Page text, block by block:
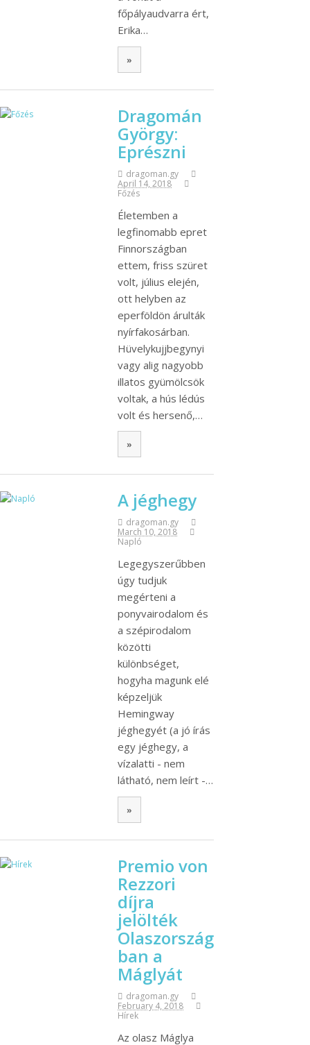
főpályaudvarra ért,
Erika…
»
Dragomán
György:
Eprészni
dragoman.gy
April 14, 2018
Főzés
Életemben a
legfinomabb epret
Finnországban
ettem, friss szüret
volt, július elején,
ott helyben az
eperföldön árulták
nyírfakosárban.
Hüvelykujjbegynyi
vagy alig nagyobb
illatos gyümölcsök
voltak, a hús lédús
volt és hersenő,…
»
A jéghegy
dragoman.gy
March 10, 2018
Napló
Legegyszerűbben
úgy tudjuk
megérteni a
ponyvairodalom és
a szépirodalom
közötti
különbséget,
hogyha magunk elé
képzeljük
Hemingway
jéghegyét (a jó írás
egy jéghegy, a
vízalatti - nem
látható, nem leírt -…
»
Premio von
Rezzori
díjra
jelölték
Olaszország
ban a
Máglyát
dragoman.gy
February 4, 2018
Hírek
Az olasz Máglya